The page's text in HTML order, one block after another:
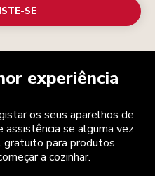
SE
experiência
os seus aparelhos de
assistência se alguma vez
gratuito para produtos
a cozinhar.